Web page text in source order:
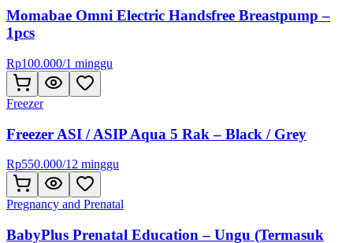
Momabae Omni Electric Handsfree Breastpump –
1pcs
Rp100.000/1 minggu
Freezer
Freezer ASI / ASIP Aqua 5 Rak – Black / Grey
Rp550.000/12 minggu
Pregnancy and Prenatal
BabyPlus Prenatal Education – Ungu (Termasuk